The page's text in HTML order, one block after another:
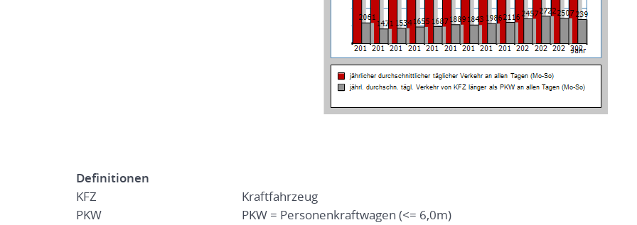
Definitionen
KFZ
Kraftfahrzeug
PKW
PKW = Personenkraftwagen (<= 6,0m)